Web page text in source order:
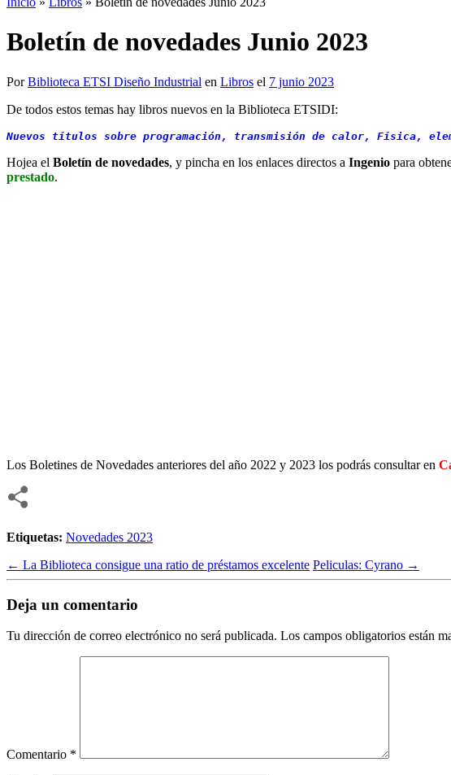
Boletín de novedades Junio 2023
PorBiblioteca ETSI Diseño Industrial en Libros el 7 junio 2023
De todos estos temas hay libros nuevos en la Biblioteca ETSIDI:
Nuevos títulos sobre programación, transmisión de calor, Física,
Hojea el Boletín de novedades, y pincha en los enlaces directos a Ingenio para
prestado.
Los Boletines de Novedades anteriores del año 2022 y 2023 los podrás consultar en
Etiquetas: Novedades 2023
← La Biblioteca consigue una ratio de préstamos excelente Peliculas: Cyrano →
Deja un comentario
Tu dirección de correo electrónico no será publicada. Los campos obligatorios están
Comentario *